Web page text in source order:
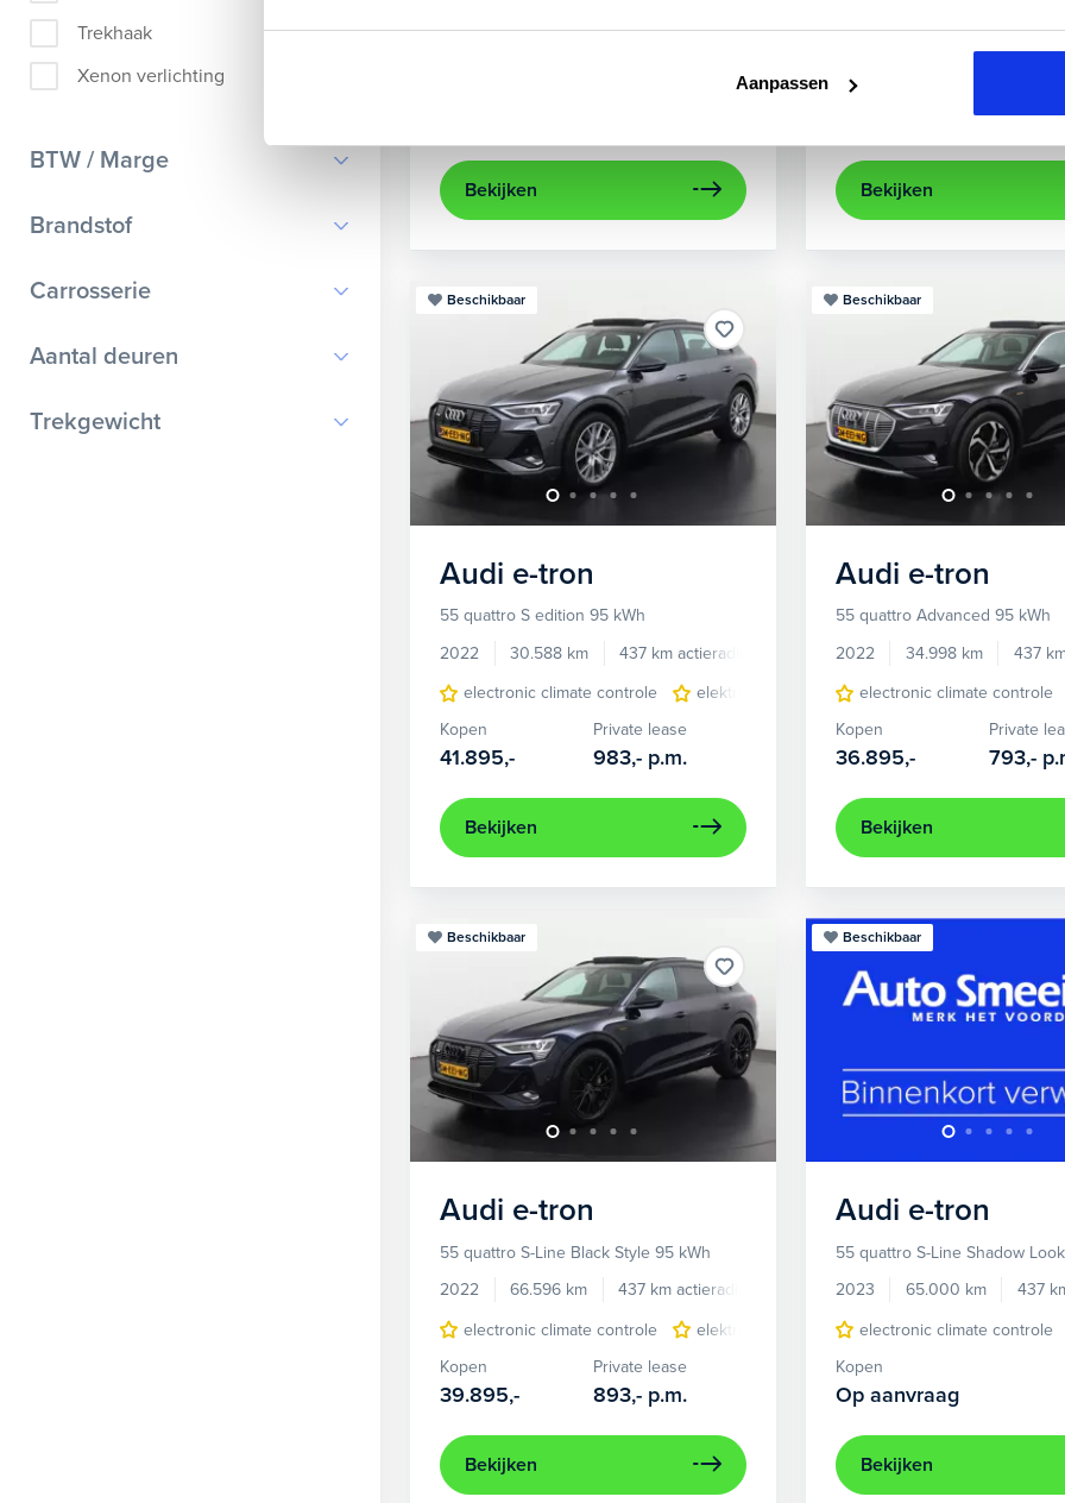
Aanpassen
Trekhaak
Xenon verlichting
BTW / Marge
BTW
Brandstof
Benzine
Elektrisch
Hybride benzine
Carrosserie
Bestelauto
Chassis cabine
Aantal deuren
Trekgewicht
lichtmetalen
Bekijken
achteruitrijcamera
Kopen
Bekijken
Beschikbaar
Audi e-tron
55 quattro S edition 95 kWh
2022
30.588 km 437 km actieradius
Elektrisch
electronic climate controle
elektrisch glazen panorama-dak lederen/stof
Kopen
41.895,-
Private lease
983,- p.m.
Bekijken
Beschikbaar
Audi e-tron
55 quattro Advanced 95 kWh
2022
34.998 km 437
electronic climate controle
Kopen
36.895,-
Private
793,-
Bekijken
Beschikbaar
Audi e-tron
55 quattro S-Line Black Style 95 kWh
2022
66.596 km 437 km actieradius
Elektrisch
electronic climate controle
elektrisch glazen panorama-dak lichtmetalen
Kopen
39.895,-
Private lease
893,- p.m.
Bekijken
Beschikbaar
Audi e-tron
55 quattro S-Line Shadow
2023
65.000 km 437
electronic climate controle
Kopen
Op aanvraag
Bekijken